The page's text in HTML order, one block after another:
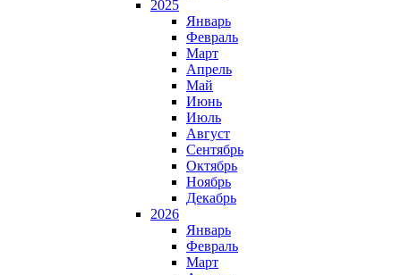
2025
Январь
Февраль
Март
Апрель
Май
Июнь
Июль
Август
Сентябрь
Октябрь
Ноябрь
Декабрь
2026
Январь
Февраль
Март